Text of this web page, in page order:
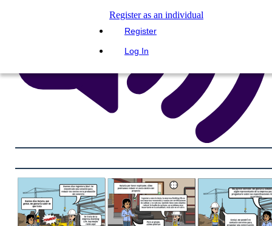
Register as an individual
Register
Log In